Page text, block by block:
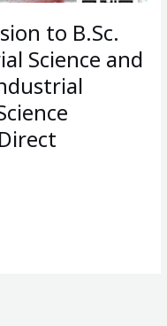
to B.Sc.
Science and